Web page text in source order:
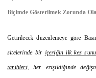
Biçimde Gösterilmek Zorunda
Getirilecek düzenlemeye göre
sitelerinde bir içeriğin ilk kez
tarihleri, her erişildiğinde